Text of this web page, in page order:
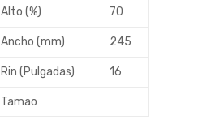
Alto (%) 70
Ancho (mm) 245
Rin (Pulgadas) 16
Tamao